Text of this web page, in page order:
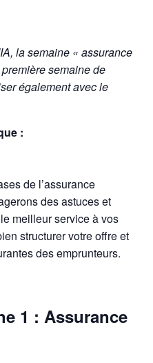
la semaine « assurance
semaine de
également avec le
:
de l’assurance
des astuces et
meilleur service à vos
structurer votre offre et
des emprunteurs.
1 : Assurance